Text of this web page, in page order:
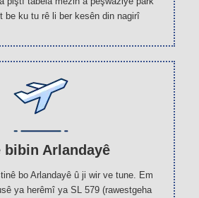
be ku tu rê li ber kesên din nagirî.
bibin Arlandayê
bo Arlandayê û ji wir ve tune. Em
ya herêmî ya SL 579 (rawestgeha